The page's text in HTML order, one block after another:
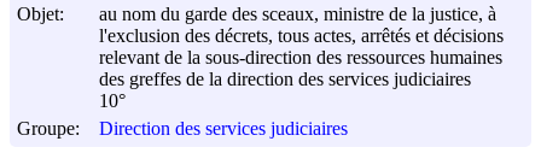
Objet:
au nom du garde des sceaux, ministre de la justice, à
l'exclusion des décrets, tous actes, arrêtés et décisions
relevant de la sous-direction des ressources humaines
des greffes de la direction des services judiciaires
10°
Groupe:
Direction des services judiciaires